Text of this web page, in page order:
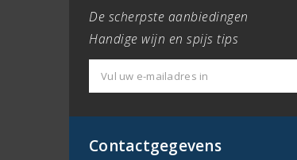
De scherpste aanbiedingen
Handige wijn en spijs tips
Contactgegevens